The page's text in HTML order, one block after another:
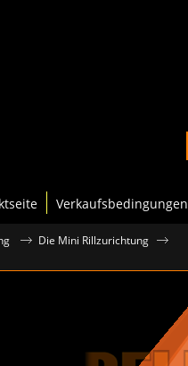
Verkaufsbedingungen
Die Mini Rillzurichtung